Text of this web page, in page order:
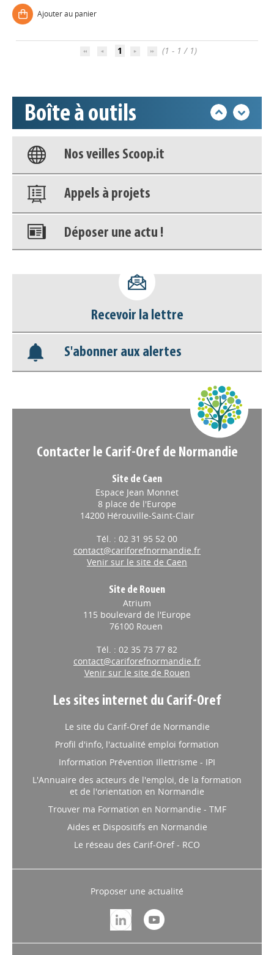
Ajouter au panier
1 (1 - 1 / 1)
Boîte à outils
Base documentaire
Nos veilles Scoop.it
Appels à projets
Déposer une actu !
déconnecter)
Base documentaire
Nos veilles Scoop.it
Recevoir la lettre
S'abonner aux alertes
Contacter le Carif-Oref de Normandie
Site de Caen
Espace Jean Monnet
8 place de l'Europe
14200 Hérouville-Saint-Clair
Tél. : 02 31 95 52 00
contact@cariforefnormandie.fr
Venir sur le site de Caen
Site de Rouen
Atrium
115 boulevard de l'Europe
76100 Rouen
Tél. : 02 35 73 77 82
contact@cariforefnormandie.fr
Venir sur le site de Rouen
Les sites internet du Carif-Oref
Le site du Carif-Oref de Normandie
Profil d'info, l'actualité emploi formation
Information Prévention Illettrisme - IPI
L'Annuaire des acteurs de l'emploi, de la formation
et de l'orientation en Normandie
Trouver ma Formation en Normandie - TMF
Aides et Dispositifs en Normandie
Le réseau des Carif-Oref - RCO
Proposer une actualité